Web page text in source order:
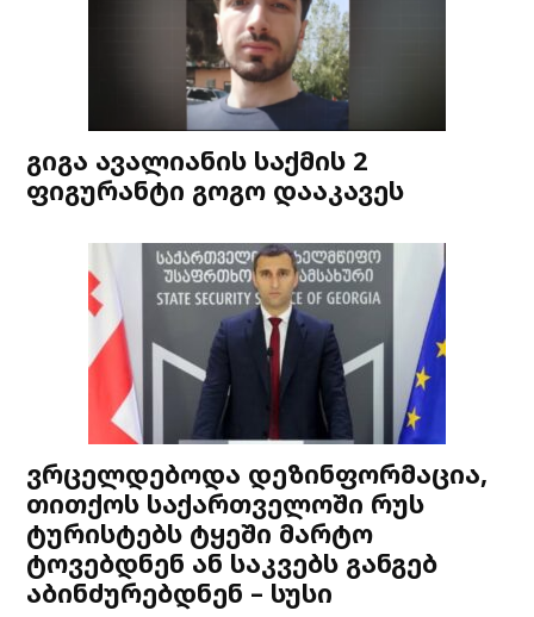
გიგა ავალიანის საქმის 2
ფიგურანტი გოგო დააკავეს
ვრცელდებოდა დეზინფორმაცია,
თითქოს საქართველოში რუს
ტურისტებს ტყეში მარტო
ტოვებდნენ ან საკვებს განგებ
აბინძურებდნენ – სუსი